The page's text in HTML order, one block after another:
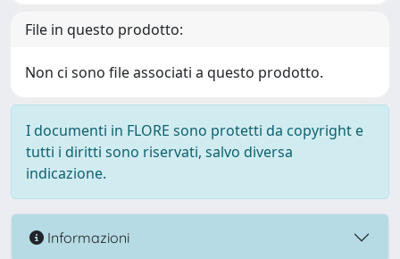
File in questo prodotto:
Non ci sono file associati a questo prodotto.
I documenti in FLORE sono protetti da copyright e
tutti i diritti sono riservati, salvo diversa
indicazione.
Informazioni